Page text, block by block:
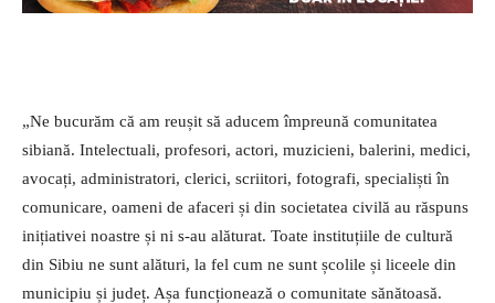
„Ne bucurăm că am reușit să aducem împreună comunitatea
sibiană. Intelectuali, profesori, actori, muzicieni, balerini, medici,
avocați, administratori, clerici, scriitori, fotografi, specialiști în
comunicare, oameni de afaceri și din societatea civilă au răspuns
inițiativei noastre și ni s-au alăturat. Toate instituțiile de cultură
din Sibiu ne sunt alături, la fel cum ne sunt școlile și liceele din
municipiu și județ. Așa funcționează o comunitate sănătoasă.